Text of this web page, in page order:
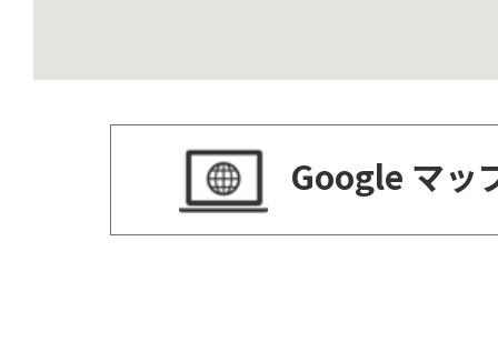
Google マッ